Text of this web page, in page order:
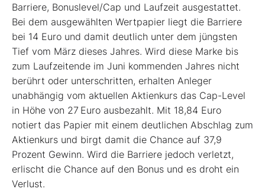
Barriere, Bonuslevel/Cap und Laufzeit ausgestattet.
Bei dem ausgewählten Wertpapier liegt die Barriere
bei 14 Euro und damit deutlich unter dem jüngsten
Tief vom März dieses Jahres. Wird diese Marke bis
zum Lauf­zeitende im Juni kommenden Jahres nicht
berührt oder unterschritten, erhalten ­Anleger
unabhängig vom aktuellen Aktien­kurs das Cap-Level
in Höhe von 27 Euro ausbezahlt. Mit 18,84 Euro
notiert das Papier mit einem deutlichen Abschlag zum
Aktienkurs und birgt damit die ­Chance auf 37,9
Prozent Gewinn. Wird die Barriere jedoch verletzt,
erlischt die Chance auf den Bonus und es droht ein
Verlust.